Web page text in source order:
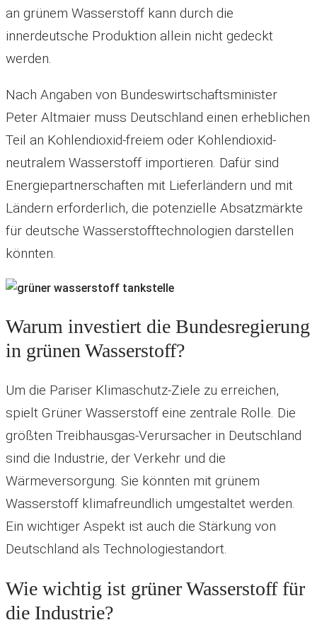
an grünem Wasserstoff kann durch die
innerdeutsche Produktion allein nicht gedeckt
werden.
Nach Angaben von Bundeswirtschaftsminister
Peter Altmaier muss Deutschland einen erheblichen
Teil an Kohlendioxid-freiem oder Kohlendioxid-
neutralem Wasserstoff importieren. Dafür sind
Energiepartnerschaften mit Lieferländern und mit
Ländern erforderlich, die potenzielle Absatzmärkte
für deutsche Wasserstofftechnologien darstellen
könnten.
Warum investiert die Bundesregierung
in grünen Wasserstoff?
Um die Pariser Klimaschutz-Ziele zu erreichen,
spielt Grüner Wasserstoff eine zentrale Rolle. Die
größten Treibhausgas-Verursacher in Deutschland
sind die Industrie, der Verkehr und die
Wärmeversorgung. Sie könnten mit grünem
Wasserstoff klimafreundlich umgestaltet werden.
Ein wichtiger Aspekt ist auch die Stärkung von
Deutschland als Technologiestandort.
Wie wichtig ist grüner Wasserstoff für
die Industrie?